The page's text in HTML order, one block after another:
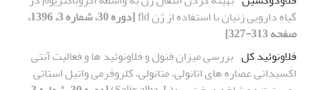
گیاه دارویی زنیان با استفاده از ژن fld
[دوره 30، شماره 3، 1396،
صفحه 313-327]
فلاونوئید کل بررسی میزان فنول و فلاونوئید ها و فعالیت آنتی
اکسیدانی عصاره های اتانولی، متانولی، کلروفرمی واتیل استاتی